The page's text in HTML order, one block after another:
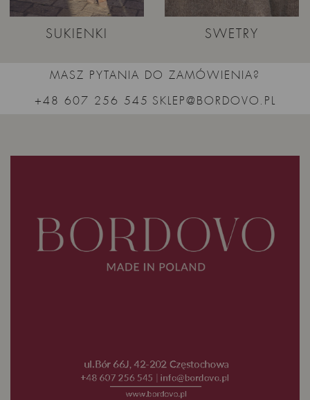
SUKIENKI SWETRY
MASZ PYTANIA DO ZAMÓWIENIA?
+48 607 256 545 SKLEP@BORDOVO.PL